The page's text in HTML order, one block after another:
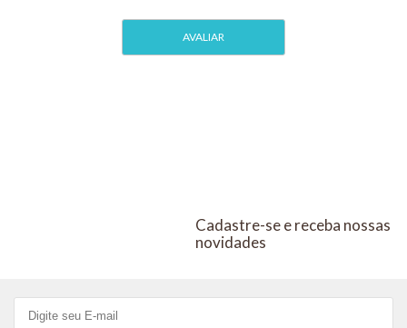
Cadastre-se e receba nossas
novidades